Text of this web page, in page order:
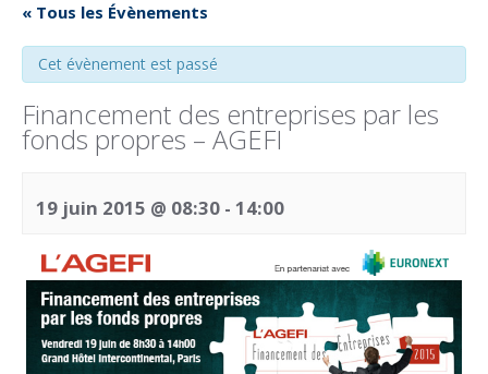
« Tous les Évènements
Cet évènement est passé
Financement des entreprises par les
fonds propres – AGEFI
19 juin 2015 @ 08:30 - 14:00